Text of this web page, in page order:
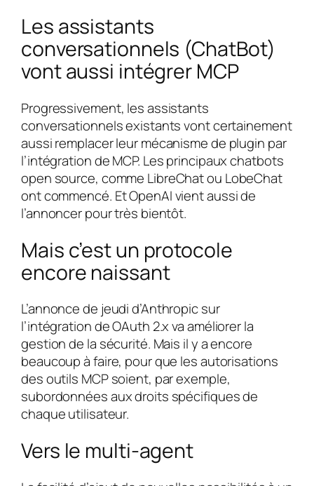
Les assistants
conversationnels (ChatBot)
vont aussi intégrer MCP
Progressivement, les assistants
conversationnels existants vont certainement
aussi remplacer leur mécanisme de plugin par
l’intégration de MCP. Les principaux chatbots
open source, comme LibreChat ou LobeChat
ont commencé. Et OpenAI vient aussi de
l’annoncer pour très bientôt.
Mais c’est un protocole
encore naissant
L’annonce de jeudi d’Anthropic sur
l’intégration de OAuth 2.x va améliorer la
gestion de la sécurité. Mais il y a encore
beaucoup à faire, pour que les autorisations
des outils MCP soient, par exemple,
subordonnées aux droits spécifiques de
chaque utilisateur.
Vers le multi-agent